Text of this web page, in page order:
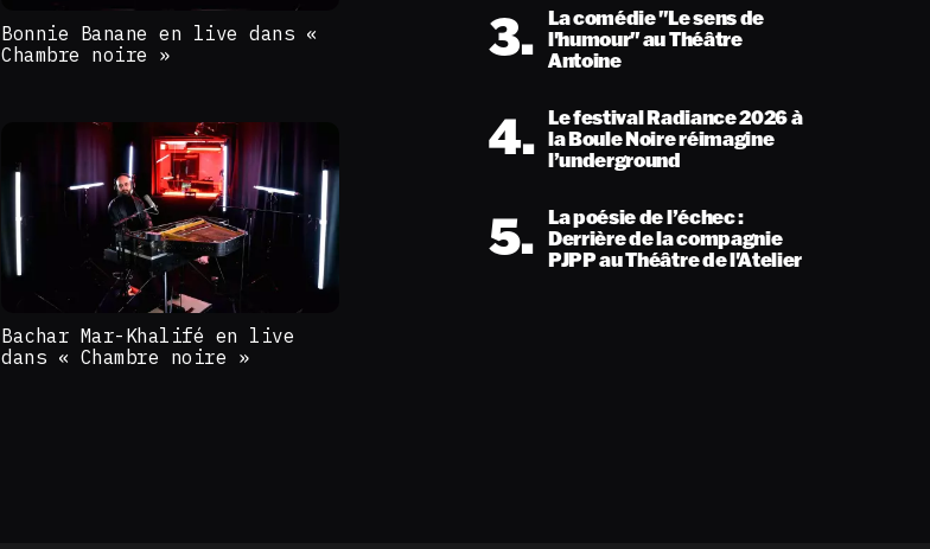
Bonnie Banane en live dans «
Chambre noire »
Bachar Mar-Khalifé en live
dans « Chambre noire »
3. La comédie "Le sens de
l'humour" au Théâtre
Antoine
4. Le festival Radiance 2026 à
la Boule Noire réimagine
l’underground
5. La poésie de l’échec :
Derrière de la compagnie
PJPP au Théâtre de l'Atelier